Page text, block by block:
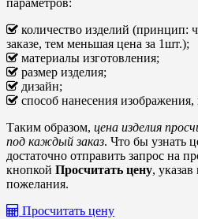
параметров:
количество изделий (принцип:
заказе, тем меньшая цена за 1шт.);
материалы изготовления;
размер изделия;
дизайн;
способ нанесения
Таким образом, цена изделия
под каждый заказ. Что бы узнать
достаточно отправить запрос на
кнопкой Просчитать цену, указав
пожелания.
Просчитать цену